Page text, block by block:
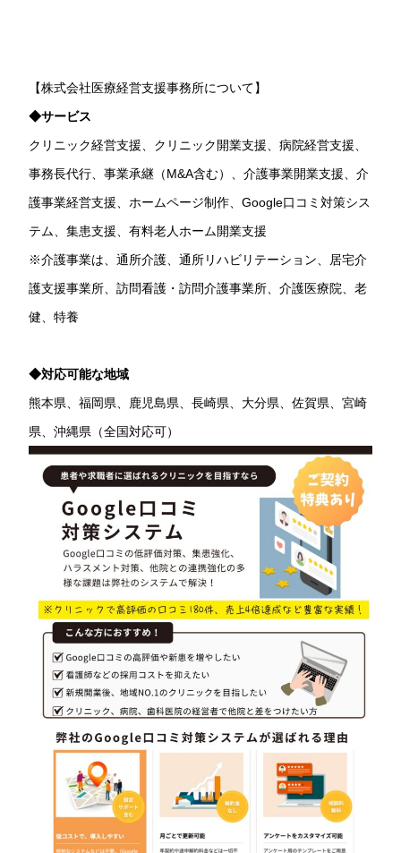
【株式会社医療経営支援事務所について】
◆サービス
クリニック経営支援、クリニック開業支援、病院経営支援、
事務長代行、事業承継（M&A含む）、介護事業開業支援、介
護事業経営支援、ホームページ制作、Google口コミ対策シス
テム、集患支援、有料老人ホーム開業支援
※介護事業は、通所介護、通所リハビリテーション、居宅介
護支援事業所、訪問看護・訪問介護事業所、介護医療院、老
健、特養
◆対応可能な地域
熊本県、福岡県、鹿児島県、長崎県、大分県、佐賀県、宮崎
県、沖縄県（全国対応可）